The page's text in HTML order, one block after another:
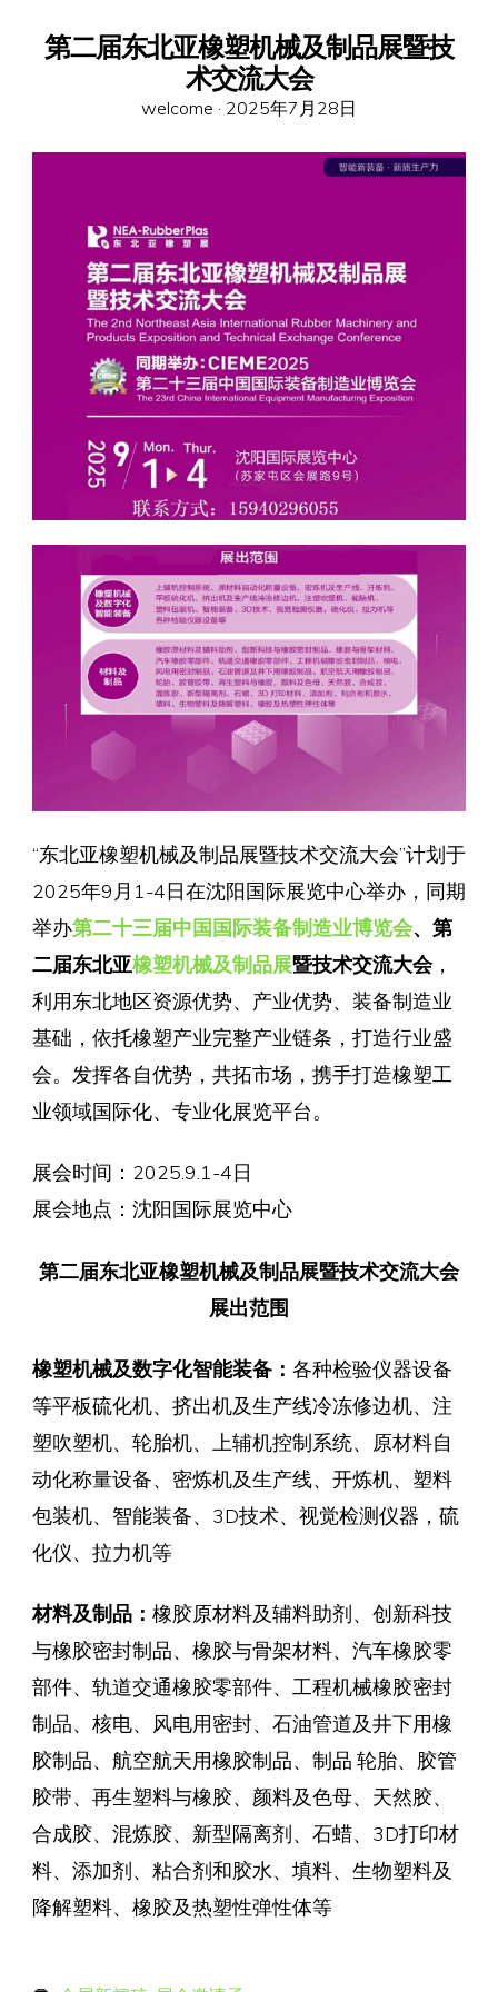
第二届东北亚橡塑机械及制品展暨技
术交流大会
welcome · Posted
2025年7月28日
“东北亚橡塑机械及制品展暨技术交流大会”计划于
2025年9月1-4日在沈阳国际展览中心举办，同期
举办第二十三届中国国际装备制造业博览会、第
二届东北亚橡塑机械及制品展暨技术交流大会，
利用东北地区资源优势、产业优势、装备制造业
基础，依托橡塑产业完整产业链条，打造行业盛
会。发挥各自优势，共拓市场，携手打造橡塑工
业领域国际化、专业化展览平台。
展会时间：2025.9.1-4日
展会地点：沈阳国际展览中心
第二届东北亚橡塑机械及制品展暨技术交流大会
展出范围
橡塑机械及数字化智能装备： 各种检验仪器设备
等平板硫化机、挤出机及生产线冷冻修边机、注
塑吹塑机、轮胎机、上辅机控制系统、原材料自
动化称量设备、密炼机及生产线、开炼机、塑料
包装机、智能装备、3D技术、视觉检测仪器，硫
化仪、拉力机等
材料及制品： 橡胶原材料及辅料助剂、创新科技
与橡胶密封制品、橡胶与骨架材料、汽车橡胶零
部件、轨道交通橡胶零部件、工程机械橡胶密封
制品、核电、风电用密封、石油管道及井下用橡
胶制品、航空航天用橡胶制品、制品 轮胎、胶管
胶带、再生塑料与橡胶、颜料及色母、天然胶、
合成胶、混炼胶、新型隔离剂、石蜡、3D打印材
料、添加剂、粘合剂和胶水、填料、生物塑料及
降解塑料、橡胶及热塑性弹性体等